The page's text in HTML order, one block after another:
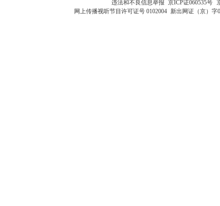
违法和不良信息举报 京ICP证060535号
网上传播视听节目许可证号 0102004 新出网证（京）